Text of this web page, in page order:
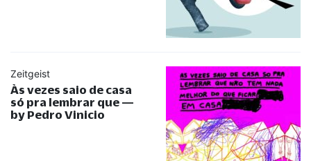
Zeitgeist
Às vezes saio de casa
só pra lembrar que —
by Pedro Vinicio